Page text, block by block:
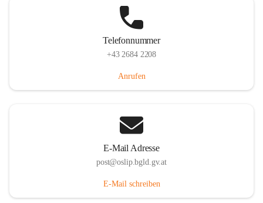
Telefonnummer
+43 2684 2208
Anrufen
E-Mail Adresse
post@oslip.bgld.gv.at
E-Mail schreiben